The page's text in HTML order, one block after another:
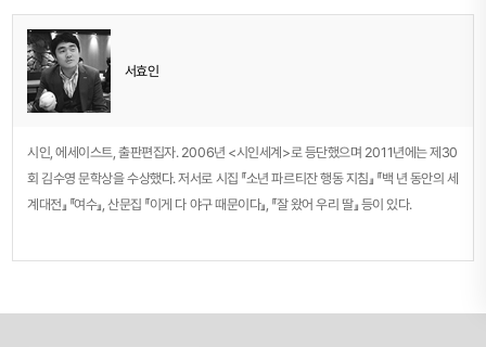
서효인
시인, 에세이스트, 출판편집자. 2006년 <시인세계>로 등단했으며 2011년에는 제30
회 김수영 문학상을 수상했다. 저서로 시집 『소년 파르티잔 행동 지침』 『백 년 동안의 세
계대전』 『여수』, 산문집 『이게 다 야구 때문이다』, 『잘 왔어 우리 딸』 등이 있다.